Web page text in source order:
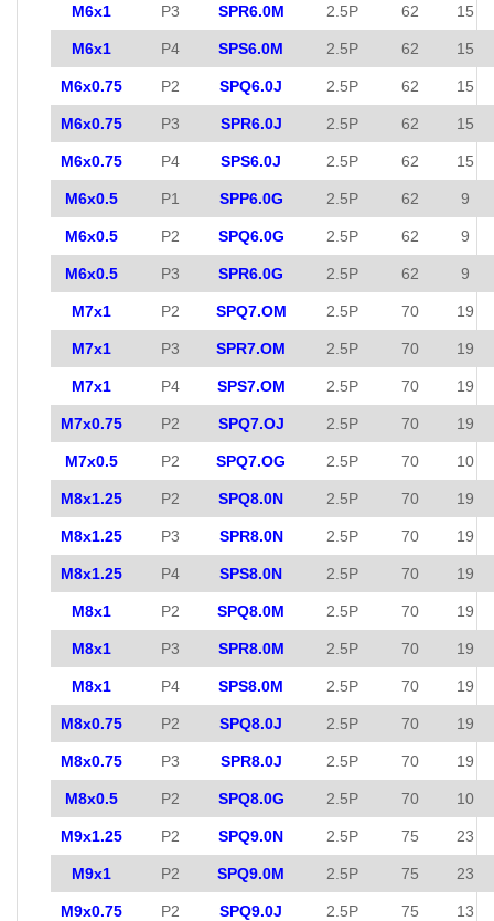
M6x1 P3 SPR6.0M 2.5P 62 15
M6x1 P4 SPS6.0M 2.5P 62 15
M6x0.75 P2 SPQ6.0J 2.5P 62 15
M6x0.75 P3 SPR6.0J 2.5P 62 15
M6x0.75 P4 SPS6.0J 2.5P 62 15
M6x0.5 P1 SPP6.0G 2.5P 62 9
M6x0.5 P2 SPQ6.0G 2.5P 62 9
M6x0.5 P3 SPR6.0G 2.5P 62 9
M7x1 P2 SPQ7.OM 2.5P 70 19
M7x1 P3 SPR7.OM 2.5P 70 19
M7x1 P4 SPS7.OM 2.5P 70 19
M7x0.75 P2 SPQ7.OJ 2.5P 70 19
M7x0.5 P2 SPQ7.OG 2.5P 70 10
M8x1.25 P2 SPQ8.0N 2.5P 70 19
M8x1.25 P3 SPR8.0N 2.5P 70 19
M8x1.25 P4 SPS8.0N 2.5P 70 19
M8x1 P2 SPQ8.0M 2.5P 70 19
M8x1 P3 SPR8.0M 2.5P 70 19
M8x1 P4 SPS8.0M 2.5P 70 19
M8x0.75 P2 SPQ8.0J 2.5P 70 19
M8x0.75 P3 SPR8.0J 2.5P 70 19
M8x0.5 P2 SPQ8.0G 2.5P 70 10
M9x1.25 P2 SPQ9.0N 2.5P 75 23
M9x1 P2 SPQ9.0M 2.5P 75 23
M9x0.75 P2 SPQ9.0J 2.5P 75 13